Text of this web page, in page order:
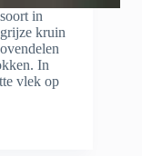
in
kruin
In
vlek op